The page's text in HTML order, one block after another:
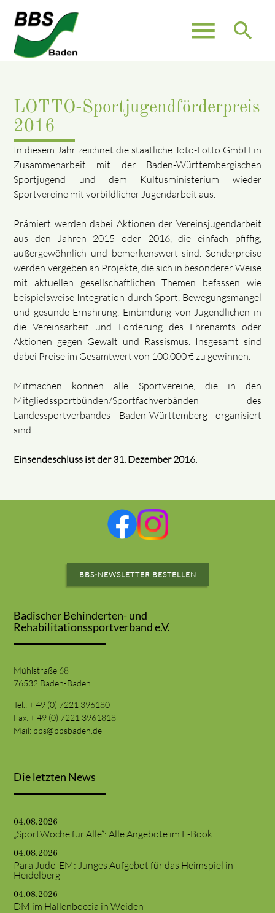
menu search
LOTTO-Sportjugendförderpreis
2016
In diesem Jahr zeichnet die staatliche Toto-Lotto GmbH in
Zusammenarbeit mit der Baden-Württembergischen
Sportjugend und dem Kultusministerium wieder
Sportvereine mit vorbildlicher Jugendarbeit aus.
Prämiert werden dabei Aktionen der Vereinsjugendarbeit
aus den Jahren 2015 oder 2016, die einfach pfiffig,
außergewöhnlich und bemerkenswert sind. Sonderpreise
werden vergeben an Projekte, die sich in besonderer Weise
mit aktuellen gesellschaftlichen Themen befassen wie
beispielsweise Integration durch Sport, Bewegungsmangel
und gesunde Ernährung, Einbindung von Jugendlichen in
die Vereinsarbeit und Förderung des Ehrenamts oder
Aktionen gegen Gewalt und Rassismus. Insgesamt sind
dabei Preise im Gesamtwert von 100.000 € zu gewinnen.
Mitmachen können alle Sportvereine, die in den
Mitgliedssportbünden/Sportfachverbänden des
Landessportverbandes Baden-Württemberg organisiert
sind.
Einsendeschluss ist der 31. Dezember 2016.
BBS-NEWSLETTER BESTELLEN
Badischer Behinderten- und
Rehabilitationssportverband e.V.
Mühlstraße 68
76532 Baden-Baden
Tel.: + 49 (0) 7221 396180
Fax: + 49 (0) 7221 3961818
Mail: bbs@bbsbaden.de
Die letzten News
04.08.2026
„SportWoche für Alle“: Alle Angebote im E-Book
04.08.2026
Para Judo-EM: Junges Aufgebot für das Heimspiel in
Heidelberg
04.08.2026
DM im Hallenboccia in Weiden